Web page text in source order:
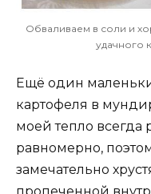
Обваливаем в соли и
удачного
Ещё один
картофеля в
моей тепло всегда
равномерно,
замечательно